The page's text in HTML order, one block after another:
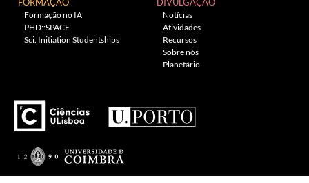
Formação no IA
PHD::SPACE
Sci. Initiation Studentships
Notícias
Atividades
Recursos
Sobre nós
Planetário